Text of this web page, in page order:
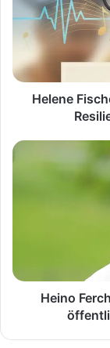
Privatsphäre,
Resilienz
und
der
öffentliche
BlickHelene
Heino
Krebserkrankung:
Krankheit
Heino